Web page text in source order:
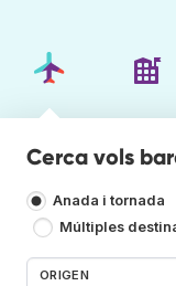
Cerca vols
Anada i tornada
Múltiples
ORIGEN